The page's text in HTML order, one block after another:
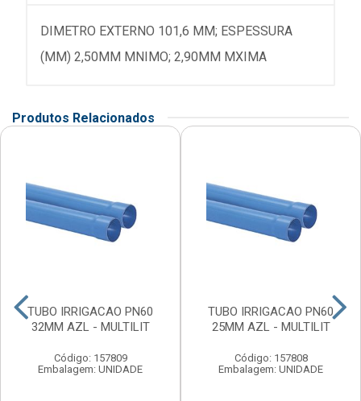
DIMETRO EXTERNO 101,6 MM; ESPESSURA
(MM) 2,50MM MNIMO; 2,90MM MXIMA
Produtos Relacionados
TUBO IRRIGACAO PN60
32MM AZL - MULTILIT
Código: 157809
Embalagem: UNIDADE
TUBO IRRIGACAO PN60
25MM AZL - MULTILIT
Código: 157808
Embalagem: UNIDADE